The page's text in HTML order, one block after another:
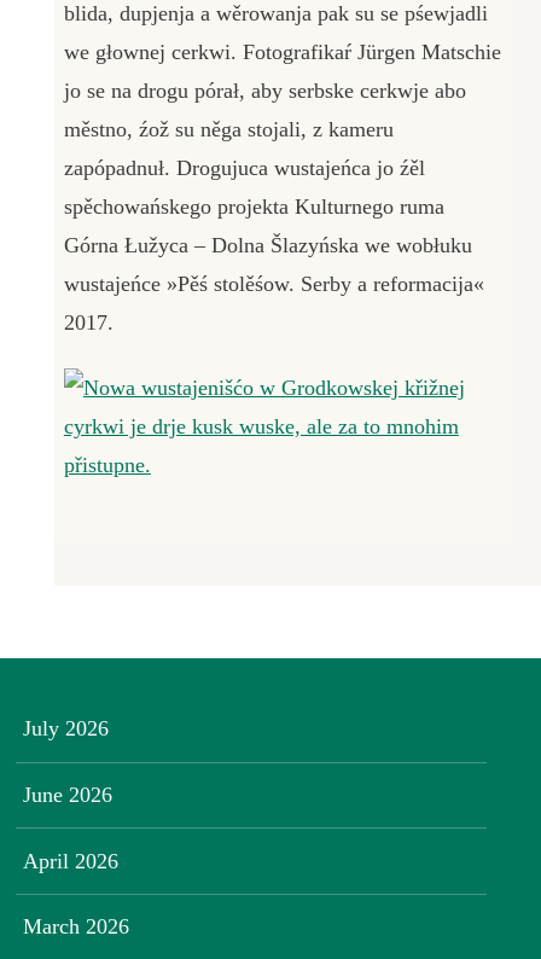
blida, dupjenja a wěrowanja pak su se pśewjadli
we głownej cerkwi. Fotografikaŕ Jürgen Matschie
jo se na drogu pórał, aby serbske cerkwje abo
městno, źož su něga stojali, z kameru
zapópadnuł. Drogujuca wustajeńca jo źěl
spěchowańskego projekta Kulturnego ruma
Górna Łužyca – Dolna Šlazyńska we wobłuku
wustajeńce »Pěś stolěśow. Serby a reformacija«
2017.
July 2026
June 2026
April 2026
March 2026